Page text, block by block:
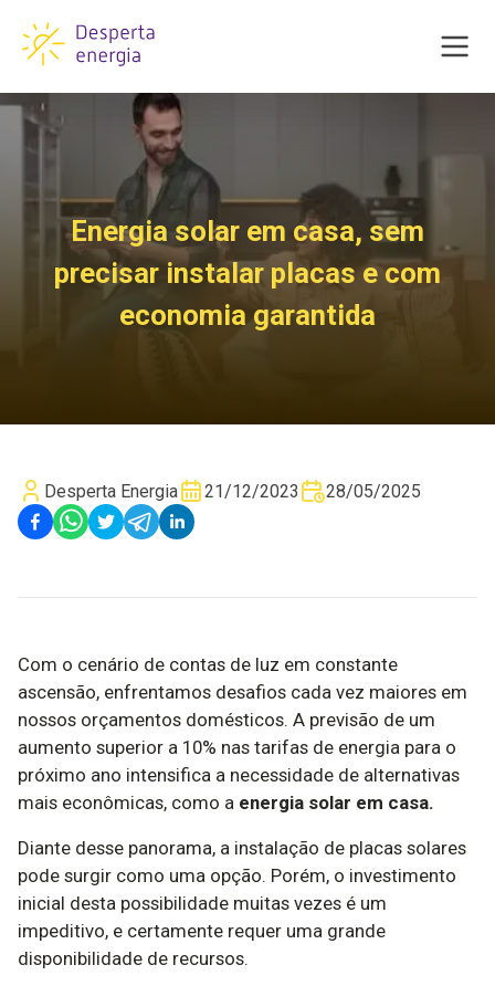
Energia solar em casa, sem
precisar instalar placas e com
economia garantida
Desperta Energia 21/12/2023 28/05/2025
Com o cenário de contas de luz em constante
ascensão, enfrentamos desafios cada vez maiores em
nossos orçamentos domésticos. A previsão de um
aumento superior a 10% nas tarifas de energia para o
próximo ano intensifica a necessidade de alternativas
mais econômicas, como a energia solar em casa.
Diante desse panorama, a instalação de placas solares
pode surgir como uma opção. Porém, o investimento
inicial desta possibilidade muitas vezes é um
impeditivo, e certamente requer uma grande
disponibilidade de recursos.